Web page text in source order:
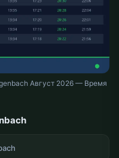
Август 2026 — Время